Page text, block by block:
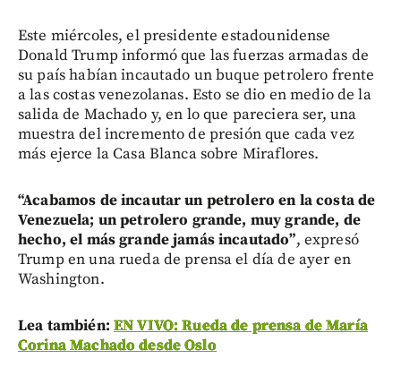
Este miércoles, el presidente estadounidense
Donald Trump informó que las fuerzas armadas de
su país habían incautado un buque petrolero frente
a las costas venezolanas. Esto se dio en medio de la
salida de Machado y, en lo que pareciera ser, una
muestra del incremento de presión que cada vez
más ejerce la Casa Blanca sobre Miraflores.
“Acabamos de incautar un petrolero en la costa de
Venezuela; un petrolero grande, muy grande, de
hecho, el más grande jamás incautado”, expresó
Trump en una rueda de prensa el día de ayer en
Washington.
Lea también: EN VIVO: Rueda de prensa de María
Corina Machado desde Oslo